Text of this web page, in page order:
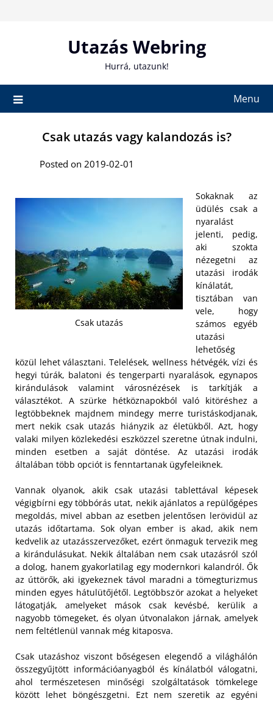
Utazás Webring
Hurrá, utazunk!
Menu
Csak utazás vagy kalandozás is?
Posted on 2019-02-01
Csak utazás
Sokaknak az
üdülés csak a
nyaralást
jelenti, pedig,
aki szokta
nézegetni az
utazási irodák
kínálatát,
tisztában van
vele, hogy
számos egyéb
utazási
lehetőség
közül lehet választani. Telelések, wellness hétvégék, vízi és
hegyi túrák, balatoni és tengerparti nyaralások, egynapos
kirándulások valamint városnézések is tarkítják a
választékot. A szürke hétköznapokból való kitöréshez a
legtöbbeknek majdnem mindegy merre turistáskodjanak,
mert nekik csak utazás hiányzik az életükből. Azt, hogy
valaki milyen közlekedési eszközzel szeretne útnak indulni,
minden esetben a saját döntése. Az utazási irodák
általában több opciót is fenntartanak ügyfeleiknek.
Vannak olyanok, akik csak utazási tablettával képesek
végigbírni egy többórás utat, nekik ajánlatos a repülőgépes
megoldás, mivel abban az esetben jelentősen lerövidül az
utazás időtartama. Sok olyan ember is akad, akik nem
kedvelik az utazásszervezőket, ezért önmaguk tervezik meg
a kirándulásukat. Nekik általában nem csak utazásról szól
a dolog, hanem gyakorlatilag egy modernkori kalandról. Ők
az úttörők, aki igyekeznek távol maradni a tömegturizmus
minden egyes hátulütőjétől. Legtöbbször azokat a helyeket
látogatják, amelyeket mások csak kevésbé, kerülik a
nagyobb tömegeket, és olyan útvonalakon járnak, amelyek
nem feltétlenül vannak még kitaposva.
Csak utazáshoz viszont bőségesen elegendő a világhálón
összegyűjtött információanyagból és kínálatból válogatni,
ahol természetesen minőségi szolgáltatások tömkelege
között lehet böngészgetni. Ezt nem szeretik az egyéni